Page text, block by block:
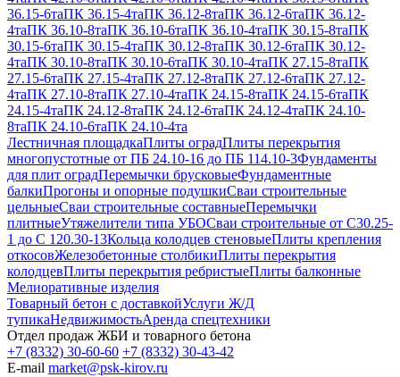
36.15-6таПК 36.15-4таПК 36.12-8таПК 36.12-6таПК 36.12-
4таПК 36.10-8таПК 36.10-6таПК 36.10-4таПК 30.15-8таПК
30.15-6таПК 30.15-4таПК 30.12-8таПК 30.12-6таПК 30.12-
4таПК 30.10-8таПК 30.10-6таПК 30.10-4таПК 27.15-8таПК
27.15-6таПК 27.15-4таПК 27.12-8таПК 27.12-6таПК 27.12-
4таПК 27.10-8таПК 27.10-4таПК 24.15-8таПК 24.15-6таПК
24.15-4таПК 24.12-8таПК 24.12-6таПК 24.12-4таПК 24.10-
8таПК 24.10-6таПК 24.10-4та
Лестничная площадкаПлиты оградПлиты перекрытия
многопустотные от ПБ 24.10-16 до ПБ 114.10-3Фундаменты
для плит оградПеремычки брусковыеФундаментные
балкиПрогоны и опорные подушкиСваи строительные
цельныеСваи строительные составныеПеремычки
плитныеУтяжелители типа УБОСваи строительные от С30.25-
1 до С 120.30-13Кольца колодцев стеновыеПлиты крепления
откосовЖелезобетонные столбикиПлиты перекрытия
колодцевПлиты перекрытия ребристыеПлиты балконные
Мелиоративные изделия
Товарный бетон с доставкойУслуги Ж/Д
тупикаНедвижимостьАренда спецтехники
Отдел продаж ЖБИ и товарного бетона
+7 (8332) 30-60-60 +7 (8332) 30-43-42
E-mail market@psk-kirov.ru